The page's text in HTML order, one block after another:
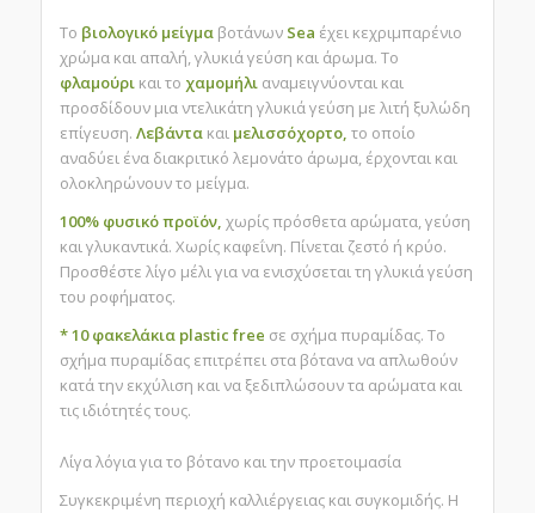
Το βιολογικό μείγμαβοτάνωνSea έχει κεχριμπαρένιο
χρώμα και απαλή, γλυκιά γεύση και άρωμα. Το
φλαμούρικαι το χαμομήλιαναμειγνύονται και
προσδίδουν μια ντελικάτη γλυκιά γεύση με λιτή ξυλώδη
επίγευση. Λεβάντακαι μελισσόχορτο, το οποίο
αναδύει ένα διακριτικό λεμονάτο άρωμα, έρχονται και
ολοκληρώνουν το μείγμα.
100% φυσικό προϊόν, χωρίς πρόσθετα αρώματα, γεύση
και γλυκαντικά. Χωρίς καφεΐνη. Πίνεται ζεστό ή κρύο.
Προσθέστε λίγο μέλι για να ενισχύσεται τη γλυκιά γεύση
του ροφήματος.
* 10 φακελάκια plastic free σε σχήμα πυραμίδας. Το
σχήμα πυραμίδας επιτρέπει στα βότανα να απλωθούν
κατά την εκχύλιση και να ξεδιπλώσουν τα αρώματα και
τις ιδιότητές τους.
Λίγα λόγια για το βότανο και την προετοιμασία
Συγκεκριμένη περιοχή καλλιέργειας και συγκομιδής. Η